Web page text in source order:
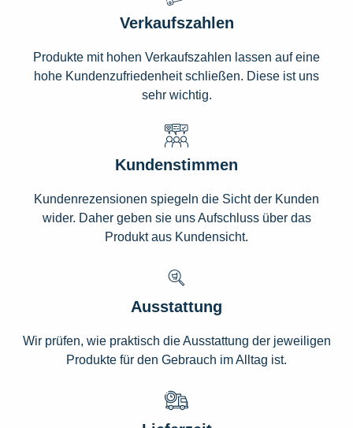
Verkaufszahlen
Produkte mit hohen Verkaufszahlen lassen auf eine
hohe Kundenzufriedenheit schließen. Diese ist uns
sehr wichtig.
Kundenstimmen
Kundenrezensionen spiegeln die Sicht der Kunden
wider. Daher geben sie uns Aufschluss über das
Produkt aus Kundensicht.
Ausstattung
Wir prüfen, wie praktisch die Ausstattung der jeweiligen
Produkte für den Gebrauch im Alltag ist.